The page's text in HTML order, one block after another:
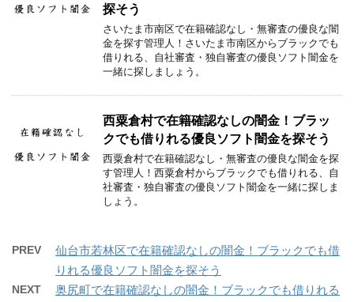
探そう
さいたま市南区で在籍確認なし・無審査の優良な闇
金を探す管理人！さいたま市南区からブラックでも
借りれる、自社審査・独自審査の優良ソフト闇金を
一緒に探しましょう。
西粟倉村で在籍確認なしの闇金！ブラッ
クでも借りれる優良ソフト闇金を探そう
西粟倉村で在籍確認なし・無審査の優良な闇金を探
す管理人！西粟倉村からブラックでも借りれる、自
社審査・独自審査の優良ソフト闇金を一緒に探しま
しょう。
PREV
仙台市若林区で在籍確認なしの闇金！ブラックでも借
りれる優良ソフト闇金を探そう
NEXT
奥尻町で在籍確認なしの闇金！ブラックでも借りれる